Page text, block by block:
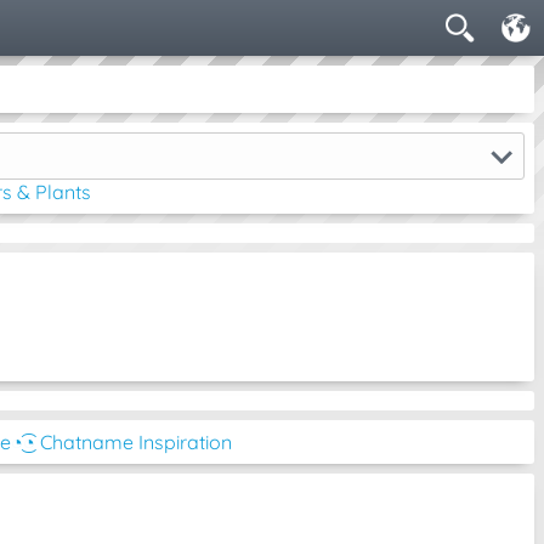
& Plants
◔͜͡◔ Chatname Inspiration